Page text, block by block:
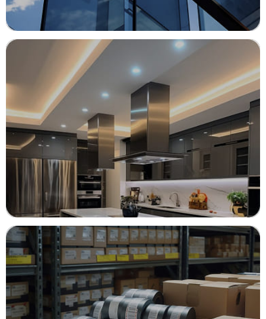
ОКНА
Свет и тепло вашего пространства
КАЧЕСТВЕННЫЕ НАТЯЖНЫЕ
ПОТОЛКИ
Новая высота вашего комфорта